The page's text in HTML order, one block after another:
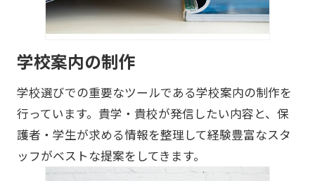
学校案内の制作
学校選びでの重要なツールである学校案内の制作を
行っています。貴学・貴校が発信したい内容と、保
護者・学生が求める情報を整理して経験豊富なスタ
ッフがベストな提案をしてきます。